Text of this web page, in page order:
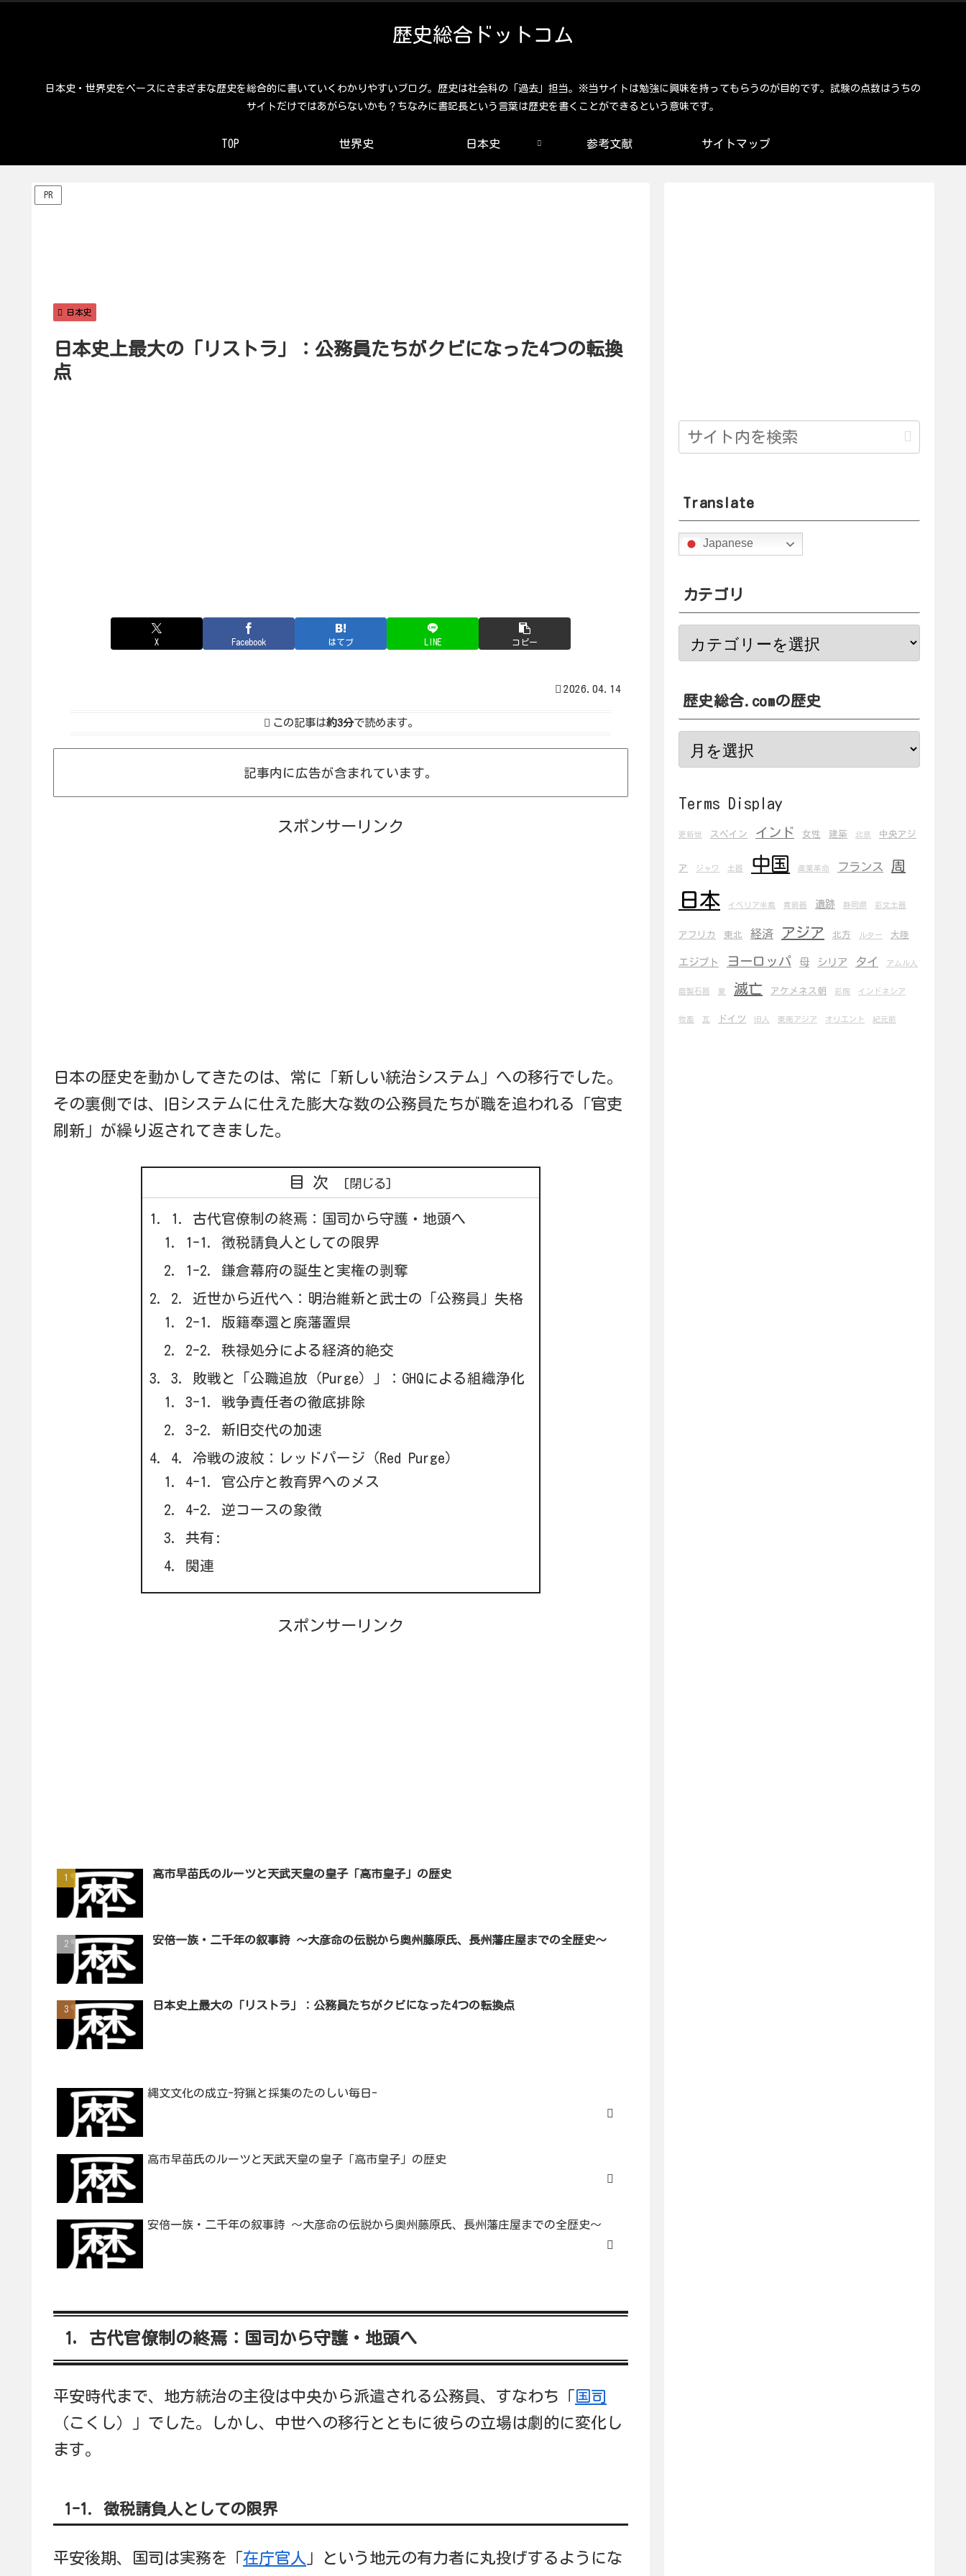
歴史総合ドットコム
日本史・世界史をベースにさまざまな歴史を総合的に書いていくわかりやすいブログ。歴史は社会科の「過去」担当。※当サイトは勉強に興味を持ってもらうのが目的です。試験の点数はうちの
サイトだけではあがらないかも？ちなみに書記長という言葉は歴史を書くことができるという意味です。
TOP 世界史 日本史 参考文献 サイトマップ
PR
日本史
日本史上最大の「リストラ」：公務員たちがクビになった4つの転換
点
X Facebook はてブ LINE コピー
2026.04.14
この記事は約3分で読めます。
記事内に広告が含まれています。
スポンサーリンク
日本の歴史を動かしてきたのは、常に「新しい統治システム」への移行でした。
その裏側では、旧システムに仕えた膨大な数の公務員たちが職を追われる「官吏
刷新」が繰り返されてきました。
目次
1. 古代官僚制の終焉：国司から守護・地頭へ
1-1. 徴税請負人としての限界
1-2. 鎌倉幕府の誕生と実権の剥奪
2. 近世から近代へ：明治維新と武士の「公務員」失格
2-1. 版籍奉還と廃藩置県
2-2. 秩禄処分による経済的絶交
3. 敗戦と「公職追放（Purge）」：GHQによる組織浄化
3-1. 戦争責任者の徹底排除
3-2. 新旧交代の加速
4. 冷戦の波紋：レッドパージ（Red Purge）
4-1. 官公庁と教育界へのメス
4-2. 逆コースの象徴
共有:
関連
スポンサーリンク
高市早苗氏のルーツと天武天皇の皇子「高市皇子」の歴史
安倍一族・二千年の叙事詩 ～大彦命の伝説から奥州藤原氏、長州藩庄屋までの全歴史～
日本史上最大の「リストラ」：公務員たちがクビになった4つの転換点
縄文文化の成立-狩猟と採集のたのしい毎日-
高市早苗氏のルーツと天武天皇の皇子「高市皇子」の歴史
安倍一族・二千年の叙事詩 ～大彦命の伝説から奥州藤原氏、長州藩庄屋までの全歴史～
1. 古代官僚制の終焉：国司から守護・地頭へ
平安時代まで、地方統治の主役は中央から派遣される公務員、すなわち「国司
（こくし）」でした。しかし、中世への移行とともに彼らの立場は劇的に変化し
ます。
1-1. 徴税請負人としての限界
平安後期、国司は実務を「 在庁官人 」という地元の有力者に丸投げするようにな
Translate
Japanese
カテゴリ
歴史総合.comの歴史
Terms Display
更新世 スペイン インド 女性 建築 北京 中央アジ
ア ジャワ 土器 中国 産業革命 フランス 周
日本 イベリア半島 青銅器 遺跡 静岡県 彩文土器
アフリカ 東北 経済 アジア 北方 ルター 大陸
エジプト ヨーロッパ 母 シリア タイ アムル人
磨製石器 夏 滅亡 アケメネス朝 彩陶 インドネシア
牧畜 瓦 ドイツ 旧人 東南アジア オリエント 紀元前